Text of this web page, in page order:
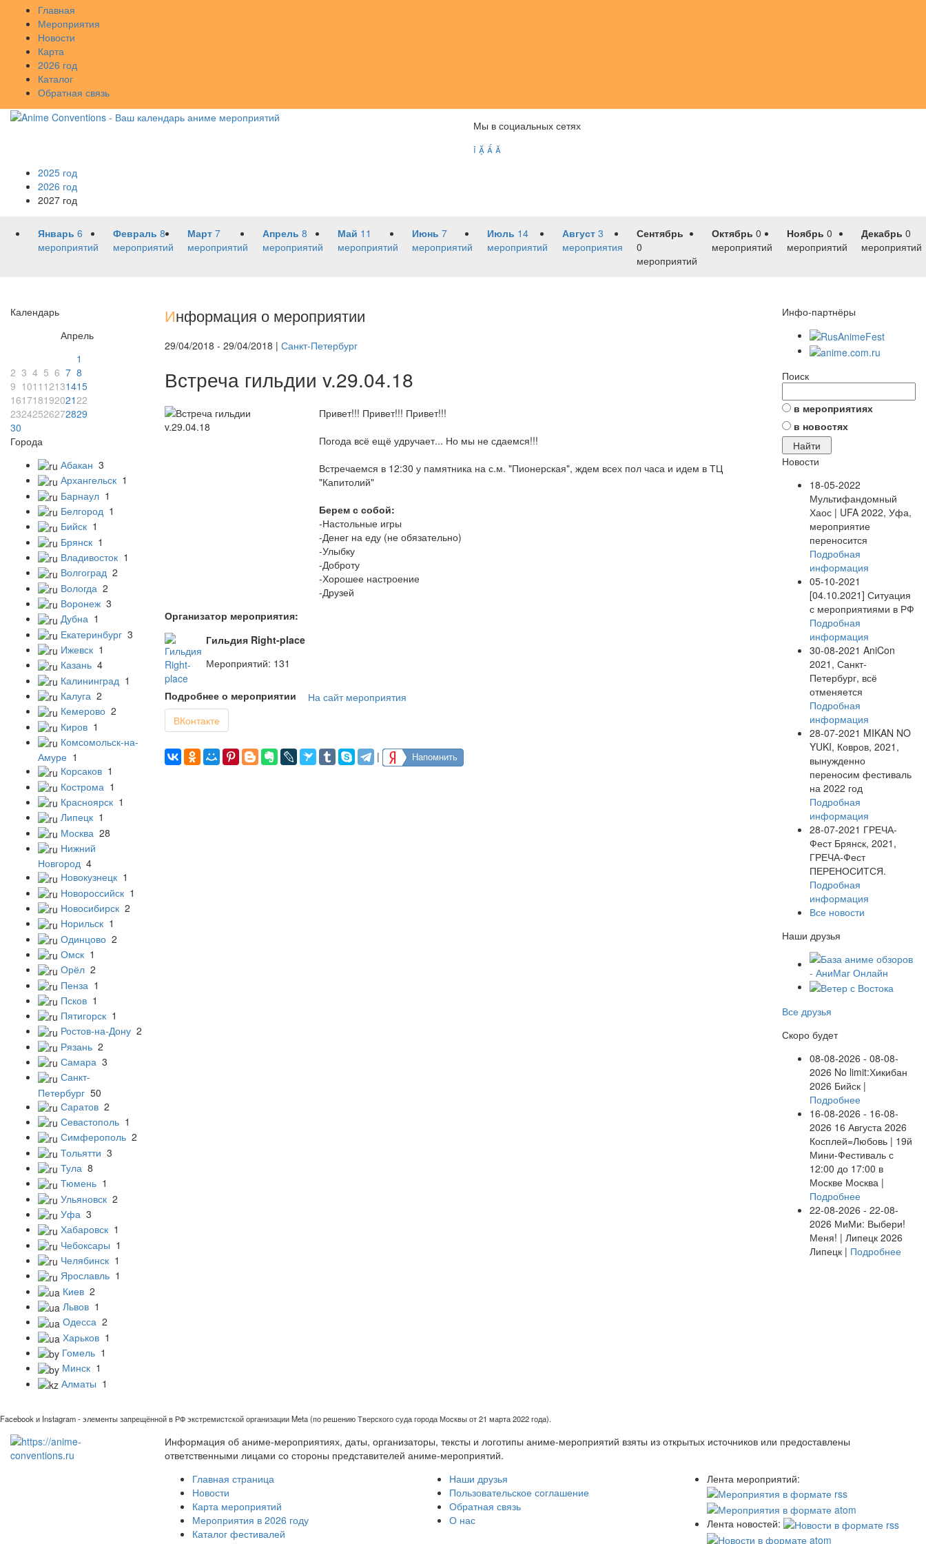
Главная
Мероприятия
Новости
Карта
2026 год
Каталог
Обратная связь
Мы в социальных сетях
   
2025 год
2026 год
2027 год
Январь 6
мероприятий
Февраль 8
мероприятий
Март 7
мероприятий
Апрель 8
мероприятий
Май 11
мероприятий
Июнь 7
мероприятий
Июль 14
мероприятий
Август 3
мероприятия
Сентябрь
0
мероприятий
Октябрь 0
мероприятий
Ноябрь 0
мероприятий
Декабрь 0
мероприятий
Календарь
Апрель
1
2 3 4 5 6 7 8
9 1011 12131415
16171819202122
23242526272829
30
Города
Абакан 3
Архангельск 1
Барнаул 1
Белгород 1
Бийск 1
Брянск 1
Владивосток 1
Волгоград 2
Вологда 2
Воронеж 3
Дубна 1
Екатеринбург 3
Ижевск 1
Казань 4
Калининград 1
Калуга 2
Кемерово 2
Киров 1
Комсомольск-на-
Амуре 1
Корсаков 1
Кострома 1
Красноярск 1
Липецк 1
Москва 28
Нижний
Новгород 4
Новокузнецк 1
Новороссийск 1
Новосибирск 2
Норильск 1
Одинцово 2
Омск 1
Орёл 2
Пенза 1
Псков 1
Пятигорск 1
Ростов-на-Дону 2
Рязань 2
Самара 3
Санкт-
Петербург 50
Саратов 2
Севастополь 1
Симферополь 2
Тольятти 3
Тула 8
Тюмень 1
Ульяновск 2
Уфа 3
Хабаровск 1
Чебоксары 1
Челябинск 1
Ярославль 1
Киев 2
Львов 1
Одесса 2
Харьков 1
Гомель 1
Минск 1
Алматы 1
Информация о мероприятии
29/04/2018 - 29/04/2018 | Санкт-Петербург
Встреча гильдии v.29.04.18
Привет!!! Привет!!! Привет!!!
Погода всё ещё удручает... Но мы не сдаемся!!!
Встречаемся в 12:30 у памятника на с.м. "Пионерская", ждем всех пол часа и идем в ТЦ
"Капитолий"
Берем с собой:
-Настольные игры
-Денег на еду (не обязательно)
-Улыбку
-Доброту
-Хорошее настроение
-Друзей
Организатор мероприятия:
Гильдия Right-place
Мероприятий: 131
Подробнее о мероприятии
На сайт мероприятия
ВКонтакте
| Напомнить
Инфо-партнёры
Поиск
в мероприятиях
в новостях
Новости
18-05-2022
Мультифандомный
Хаос | UFA 2022, Уфа,
мероприятие
переносится
Подробная
информация
05-10-2021
[04.10.2021] Ситуация
с мероприятиями в РФ
Подробная
информация
30-08-2021 AniCon
2021, Санкт-
Петербург, всё
отменяется
Подробная
информация
28-07-2021 MIKAN NO
YUKI, Ковров, 2021,
вынужденно
переносим фестиваль
на 2022 год
Подробная
информация
28-07-2021 ГРЕЧА-
Фест Брянск, 2021,
ГРЕЧА-Фест
ПЕРЕНОСИТСЯ.
Подробная
информация
Все новости
Наши друзья
Все друзья
Скоро будет
08-08-2026 - 08-08-
2026 No limit:Хикибан
2026 Бийск |
Подробнее
16-08-2026 - 16-08-
2026 16 Августа 2026
Косплей=Любовь | 19й
Мини-Фестиваль с
12:00 до 17:00 в
Москве Москва |
Подробнее
22-08-2026 - 22-08-
2026 МиМи: Выбери!
Меня! | Липецк 2026
Липецк | Подробнее
Facebook и Instagram - элементы запрещённой в РФ экстремистской организации Meta (по решению Тверского суда города Москвы от 21 марта 2022 года).
Информация об аниме-мероприятиях, даты, организаторы, тексты и логотипы аниме-мероприятий взяты из открытых источников или предоставлены
ответственными лицами со стороны представителей аниме-мероприятий.
Главная страница
Новости
Карта мероприятий
Мероприятия в 2026 году
Каталог фестивалей
Наши друзья
Пользовательское соглашение
Обратная связь
О нас
Лента мероприятий:
Лента новостей: